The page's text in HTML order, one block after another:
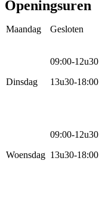
Openingsuren
Maandag Gesloten
Dinsdag
09:00-12u30
13u30-18:00
Woensdag
09:00-12u30
13u30-18:00